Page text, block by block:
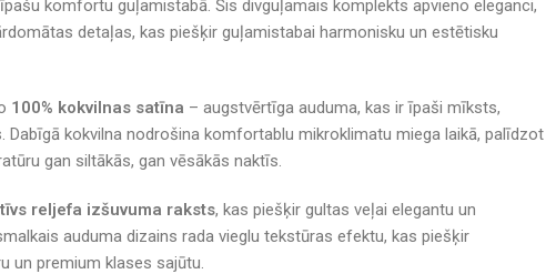
komfortu guļamistabā. Šis divguļamais komplekts apvieno eleganci,
detaļas, kas piešķir guļamistabai harmonisku un estētisku
100% kokvilnas satīna – augstvērtīga auduma, kas ir īpaši mīksts,
Dabīgā kokvilna nodrošina komfortablu mikroklimatu miega laikā, palīdzot
gan siltākās, gan vēsākās naktīs.
reljefa izšuvuma raksts, kas piešķir gultas veļai elegantu un
auduma dizains rada vieglu tekstūras efektu, kas piešķir
un premium klases sajūtu.